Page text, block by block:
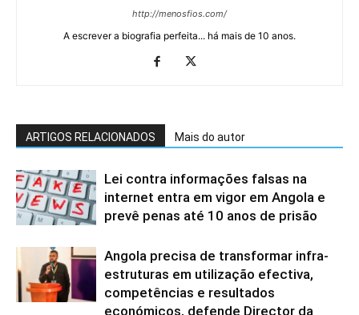
http://menosfios.com/
A escrever a biografia perfeita... há mais de 10 anos.
ARTIGOS RELACIONADOS Mais do autor
Lei contra informações falsas na
internet entra em vigor em Angola e
prevê penas até 10 anos de prisão
Angola precisa de transformar infra-
estruturas em utilização efectiva,
competências e resultados
económicos, defende Director da